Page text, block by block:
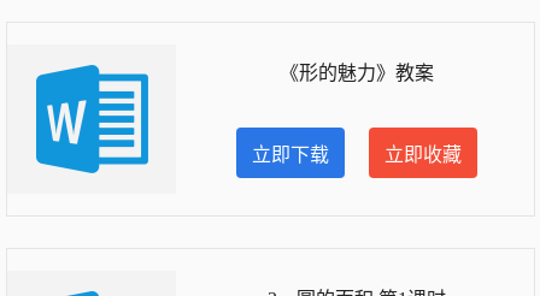
《形的魅力》教案
立即下载 立即收藏